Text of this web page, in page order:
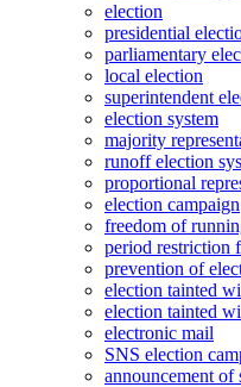
election
presidential
parliamentary
local election
superintendent
election system
majority
runoff election
proportional
election campaign
freedom of
period restriction
prevention of
election tainted
election tainted
electronic mail
SNS election
announcement of